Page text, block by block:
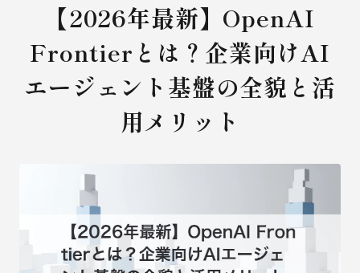
【2026年最新】OpenAI
Frontierとは？企業向けAI
エージェント基盤の全貌と活
用メリット